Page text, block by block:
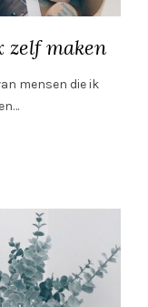
zelf maken
mensen die ik